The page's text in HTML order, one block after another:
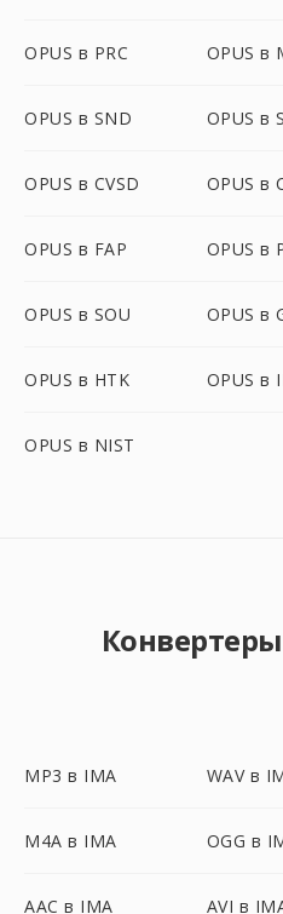
OPUS в PRC OPUS в
OPUS в SND OPUS в
OPUS в CVSD OPUS в
OPUS в FAP OPUS в
OPUS в SOU OPUS в
OPUS в HTK OPUS в
OPUS в NIST
MP3 в IMA WAV в
M4A в IMA OGG в
AAC в IMA AVI в